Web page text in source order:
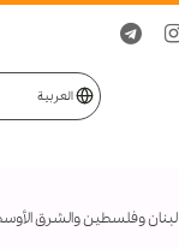
العربية
لبنان وفلسطين والشرق